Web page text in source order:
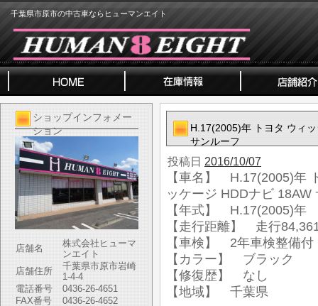
千葉県市原市の中古車ならヒューマンエイト
ショップインフォメー
ション
店舗名
株式会社ヒューマ
ンエイト
店舗住所
千葉県市原市岩崎
1-4-4
電話番号
0436-26-4651
FAX番号
0436-26-4652
H.17(2005)年 トヨタ ウィ
サンルーフ
投稿日 2016/10/07
【車名】 H.17(2005)年
ッケージ HDDナビ 18AW
【年式】 H.17(2005)年
【走行距離】 走行
【車検】 2年車検整備付
【カラー】 ブラック
【修復歴】 なし
【地域】 千葉県